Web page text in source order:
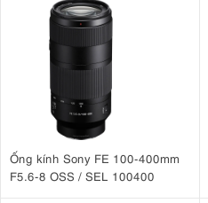
Ống kính Sony FE 100-400mm
F5.6-8 OSS / SEL 100400